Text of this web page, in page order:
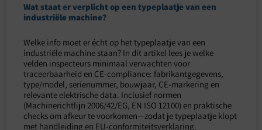
Wat staat er verplicht op een typeplaatje van een
industriële machine?
Welke info moet er écht op het typeplaatje van een
industriële machine staan? In dit artikel lees je welke
velden inspecteurs minimaal verwachten voor
traceerbaarheid en CE-compliance: fabrikantgegevens,
type/model, serienummer, bouwjaar, CE-markering en
relevante elektrische data. Inclusief normen
(Machinerichtlijn 2006/42/EG, EN ISO 12100) en praktische
checks om afkeur te voorkomen—zodat je typeplaatje klopt
met handleiding en EU-conformiteitsverklaring.